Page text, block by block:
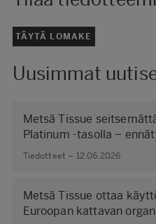
TÄYTÄ LOMAKE
Uusimmat
Metsä Tissue
Platinum -tasolla –
Tiedotteet – 12.06.2026
Metsä Tissue ottaa
Euroopan kattavan